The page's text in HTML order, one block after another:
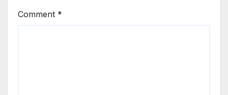
Comment *